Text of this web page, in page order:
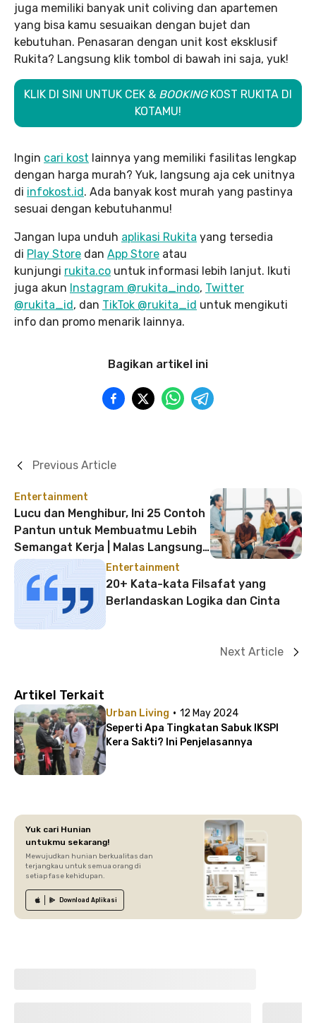
juga memiliki banyak unit coliving dan apartemen
yang bisa kamu sesuaikan dengan bujet dan
kebutuhan. Penasaran dengan unit kost eksklusif
Rukita? Langsung klik tombol di bawah ini saja, yuk!
KLIK DI SINI UNTUK CEK & BOOKING KOST RUKITA DI
KOTAMU!
Ingin cari kost lainnya yang memiliki fasilitas lengkap
dengan harga murah? Yuk, langsung aja cek unitnya
di infokost.id. Ada banyak kost murah yang pastinya
sesuai dengan kebutuhanmu!
Jangan lupa unduh aplikasi Rukita yang tersedia
di Play Store dan App Store atau
kunjungi rukita.co untuk informasi lebih lanjut. Ikuti
juga akun Instagram @rukita_indo, Twitter
@rukita_id, dan TikTok @rukita_id untuk mengikuti
info dan promo menarik lainnya.
Bagikan artikel ini
Entertainment
Lucu dan Menghibur, Ini 25 Contoh
Pantun untuk Membuatmu Lebih
Semangat Kerja | Malas Langsung
Hilang!
Previous Article
Entertainment
20+ Kata-kata Filsafat yang
Berlandaskan Logika dan Cinta
Next Article
Artikel Terkait
Urban Living · 12 May 2024
Seperti Apa Tingkatan Sabuk IKSPI
Kera Sakti? Ini Penjelasannya
Yuk cari Hunian
untukmu sekarang!
Mewujudkan hunian berkualitas dan
terjangkau untuk semua orang di
setiap fase kehidupan.
Download Aplikasi